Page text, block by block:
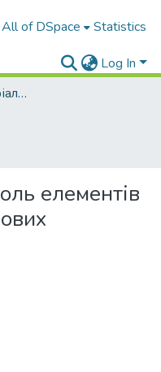
All of DSpace Statistics
Log In
Архів наукових матеріалів
елементів